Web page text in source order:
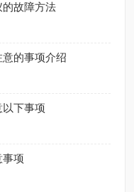
故障方法
的事项介绍
下事项
事项